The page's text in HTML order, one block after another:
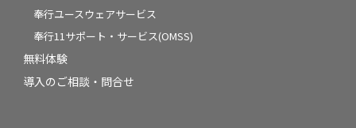
奉行ユースウェアサービス
奉行11サポート・サービス(OMSS)
無料体験
導入のご相談・問合せ